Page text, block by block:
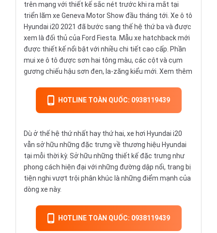
trên mạng với thiết kế sắc nét trước khi ra mắt tại
triển lãm xe Geneva Motor Show đầu tháng tới. Xe ô tô
Hyundai i20 2021 đã bước sang thế hệ thứ ba và được
xem là đối thủ của Ford Fiesta. Mẫu xe hatchback mới
được thiết kế nổi bật với nhiều chi tiết cao cấp. Phần
mui xe ô tô được sơn hai tông màu, các cột và cụm
gương chiếu hậu sơn đen, la-zăng kiểu mới. Xem thêm
HOTLINE TOÀN QUỐC: 0938119439
Dù ở thế hệ thứ nhất hay thứ hai, xe hơi Hyundai i20
vẫn sở hữu những đặc trưng về thương hiệu Hyundai
tại mỗi thời kỳ. Sở hữu những thiết kế đặc trưng như
phong cách hiện đại với những đường dập nổi, trang bị
tiện nghi vượt trội phân khúc là những điểm mạnh của
dòng xe này.
HOTLINE TOÀN QUỐC: 0938119439